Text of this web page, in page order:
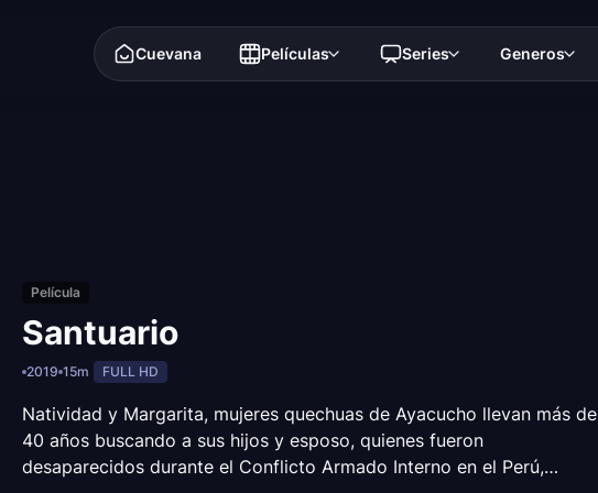
Cuevana Películas Series Generos
Película
Santuario
2019 15m FULL HD
Natividad y Margarita, mujeres quechuas de Ayacucho llevan más de
40 años buscando a sus hijos y esposo, quienes fueron
desaparecidos durante el Conflicto Armado Interno en el Perú,